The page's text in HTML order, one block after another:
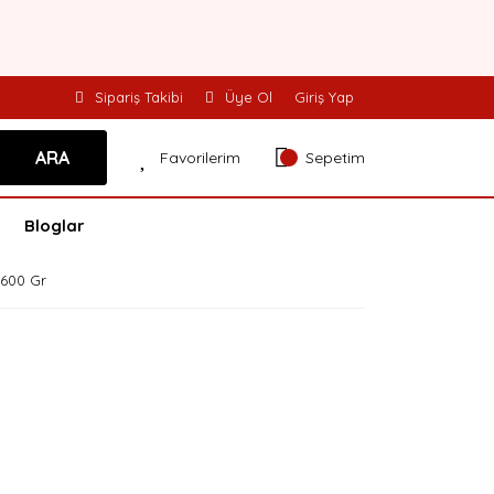
Sipariş Takibi Üye Ol Giriş Yap
ARA Favorilerim Sepetim
Bloglar
Gr